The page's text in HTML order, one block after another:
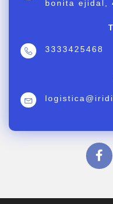
bonita ejidal,
3333425468